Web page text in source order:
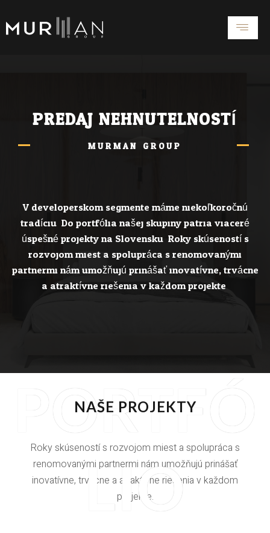
na
obsah
PREDAJ NEHNUTELNOSTÍ
MURMAN GROUP
V developerskom segmente máme niekoľkoročnú
tradíciu. Do portfólia našej skupiny patria viaceré
úspešné projekty na Slovensku. Roky skúseností s
rozvojom miest a spolupráca s renomovanými
partnermi nám umožňujú prinášať inovatívne, trvácne
a atraktívne riešenia v každom projekte.
PORTFÓ
LIO
NAŠE PROJEKTY
Roky skúseností s rozvojom miest a spolupráca s
renomovanými partnermi nám umožňujú prinášať
inovatívne, trvácne a atraktívne riešenia v každom
projekte.